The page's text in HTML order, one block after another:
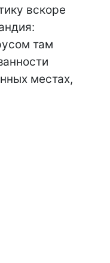
вскоре
там
местах,